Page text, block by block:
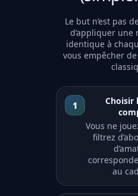
Le but n’est pas
d’appliquer une
identique à
vous empêcher
1
Choisir
Vous ne
filtrez
au